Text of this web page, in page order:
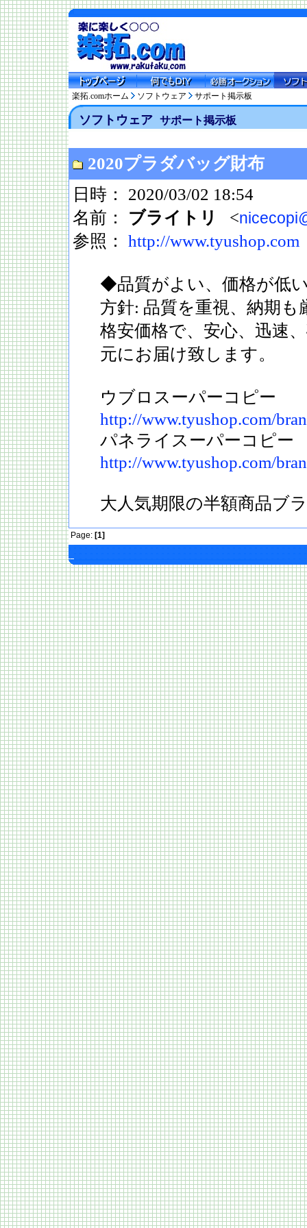
楽拓.comホーム ソフトウェア サポート掲示板
ソフトウェア サポート掲示板
2020プラダバッグ財布
日時： 2020/03/02 18:54
名前： ブライトリ <
参照： http://www.tyushop.com
◆品質がよい、価格が低
方針: 品質を重視、納期
格安価格で、安心、迅速
元にお届け致します。
ウブロスーパーコピー
http://www.tyushop.com/
パネライスーパーコピー
http://www.tyushop.com/
大人気期限の半額商品ブ
Page: [1]